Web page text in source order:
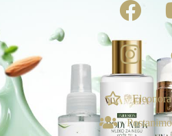
NAGRADE &
Ekskluzivno za vas